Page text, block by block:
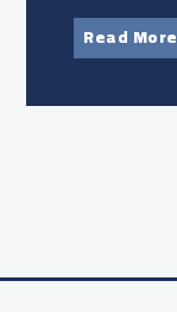
Read More